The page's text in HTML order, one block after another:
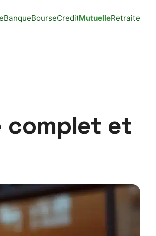
BanqueBourseCreditMutuelleRetraite
complet et